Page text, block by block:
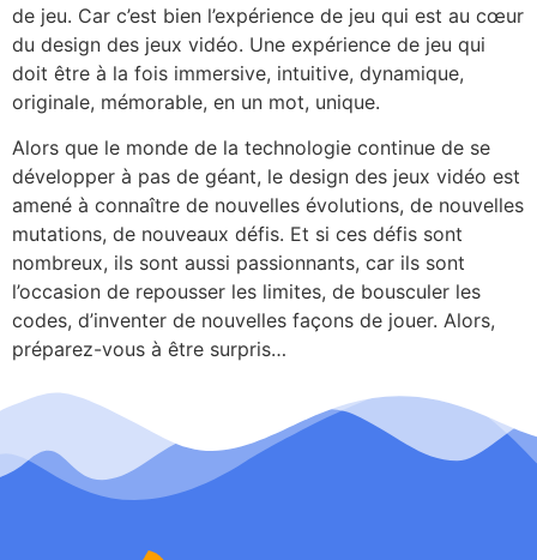
de jeu. Car c’est bien l’expérience de jeu qui est au cœur
du design des jeux vidéo. Une expérience de jeu qui
doit être à la fois immersive, intuitive, dynamique,
originale, mémorable, en un mot, unique.
Alors que le monde de la technologie continue de se
développer à pas de géant, le design des jeux vidéo est
amené à connaître de nouvelles évolutions, de nouvelles
mutations, de nouveaux défis. Et si ces défis sont
nombreux, ils sont aussi passionnants, car ils sont
l’occasion de repousser les limites, de bousculer les
codes, d’inventer de nouvelles façons de jouer. Alors,
préparez-vous à être surpris…